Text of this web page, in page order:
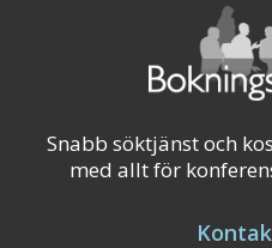
Snabb söktjänst och
med allt för